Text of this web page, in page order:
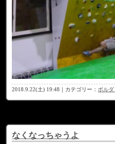
2018.9.22(土) 19:48｜カテゴリー： ボル
なくなっちゃうよ